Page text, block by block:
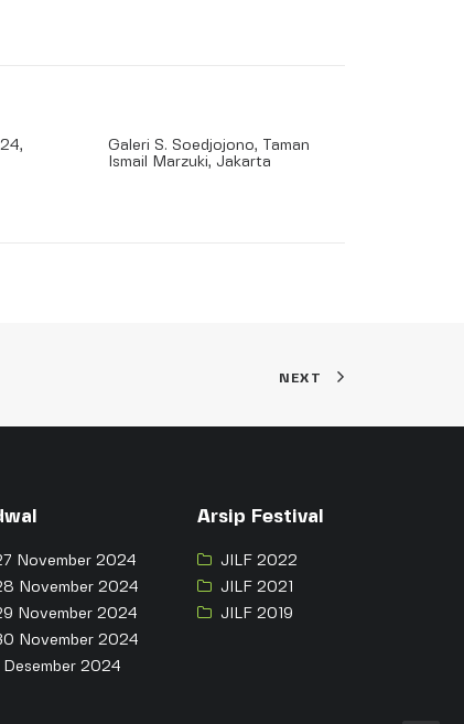
Galeri S. Soedjojono, Taman
Ismail Marzuki, Jakarta
NEXT
November 2024
November 2024
November 2024
November 2024
1 Desember 2024
Arsip Festival
JILF 2022
JILF 2021
JILF 2019